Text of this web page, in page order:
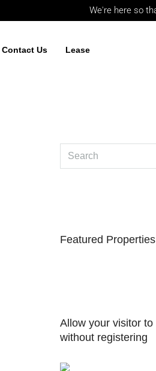
We're here so
Contact Us Lease
Featured Properties
Allow your visitor
without registering